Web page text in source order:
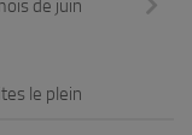
de juin
le plein